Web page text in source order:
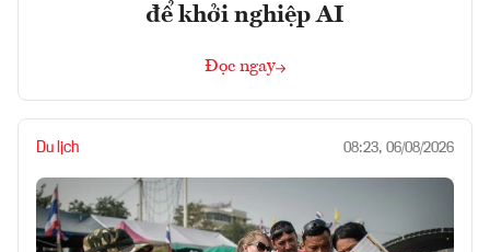
để khởi nghiệp AI
Đọc ngay
Du lịch 08:23, 06/08/2026